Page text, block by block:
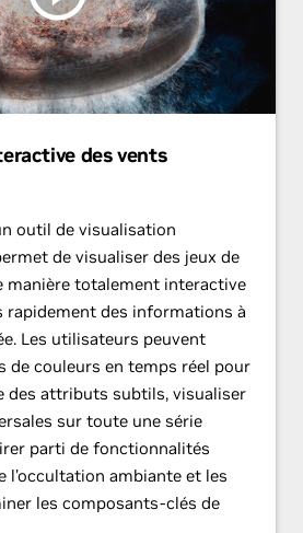
des vents
outil de visualisation
de visualiser des jeux de
manière totalement interactive
rapidement des informations à
Les utilisateurs peuvent
de couleurs en temps réel pour
des attributs subtils, visualiser
sur toute une série
parti de fonctionnalités
l’occultation ambiante et les
les composants-clés de